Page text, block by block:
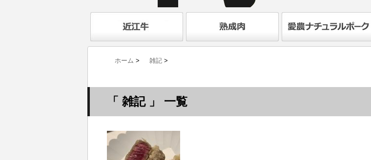
ホーム > 雑記 >
「 雑記 」 一覧